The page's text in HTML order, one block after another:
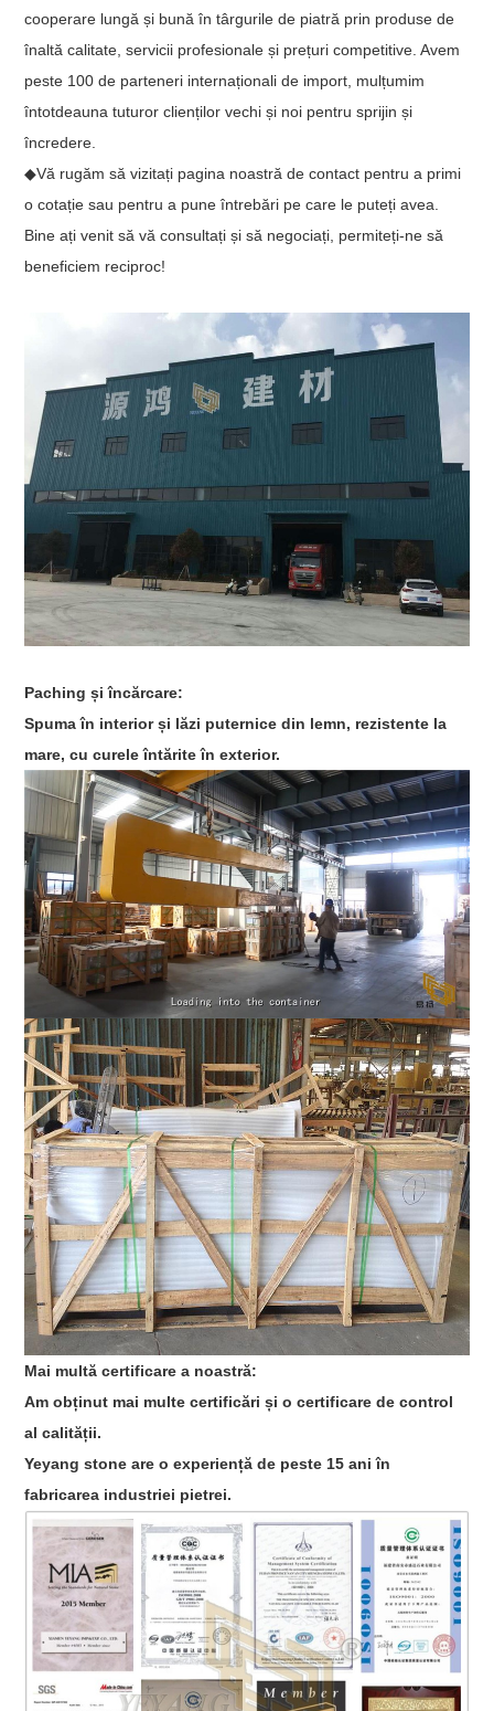
cooperare lungă și bună în târgurile de piatră prin produse de
înaltă calitate, servicii profesionale și prețuri competitive. Avem
peste 100 de parteneri internaționali de import, mulțumim
întotdeauna tuturor clienților vechi și noi pentru sprijin și
încredere.
◆Vă rugăm să vizitați pagina noastră de contact pentru a primi
o cotație sau pentru a pune întrebări pe care le puteți avea.
Bine ați venit să vă consultați și să negociați, permiteți-ne să
beneficiem reciproc!
Paching și încărcare:
Spuma în interior și lăzi puternice din lemn, rezistente la
mare, cu curele întărite în exterior.
Mai multă certificare a noastră:
Am obținut mai multe certificări și o certificare de control
al calității.
Yeyang stone are o experiență de peste 15 ani în
fabricarea industriei pietrei.